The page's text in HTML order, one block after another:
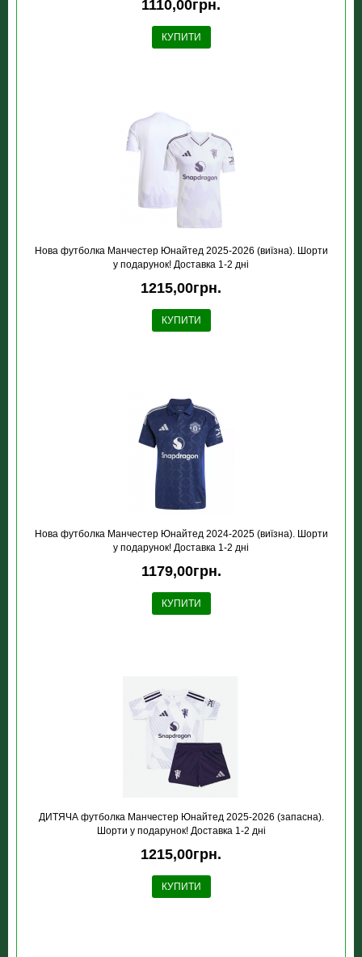
1110,00грн.
КУПИТИ
Нова футболка Манчестер Юнайтед 2025-2026 (виїзна). Шорти
у подарунок! Доставка 1-2 дні
1215,00грн.
КУПИТИ
Нова футболка Манчестер Юнайтед 2024-2025 (виїзна). Шорти
у подарунок! Доставка 1-2 дні
1179,00грн.
КУПИТИ
ДИТЯЧА футболка Манчестер Юнайтед 2025-2026 (запасна).
Шорти у подарунок! Доставка 1-2 дні
1215,00грн.
КУПИТИ